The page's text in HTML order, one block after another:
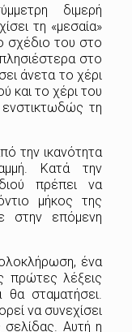
διμερή
τη «μεσαία»
σχέδιο του στο
στο
άνετα το χέρι
και το χέρι του
τη
την ικανότητα
Κατά την
πρέπει να
μήκος της
στην επόμενη
ένα
πρώτες λέξεις
σταματήσει.
να συνεχίσει
σελίδας. Αυτή η